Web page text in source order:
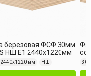
березовая ФСФ 30мм
НШ Е1 2440х1220мм
2440х1220 мм НШ 30